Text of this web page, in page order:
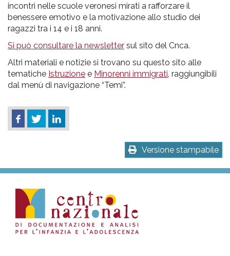
incontri nelle scuole veronesi mirati a rafforzare il
benessere emotivo e la motivazione allo studio dei
ragazzi tra i 14 e i 18 anni.
Si può consultare la newsletter sul sito del Cnca.
Altri materiali e notizie si trovano su questo sito alle
tematiche Istruzione e Minorenni immigrati , raggiungibili
dal menù di navigazione “Temi”.
Versione stampabile